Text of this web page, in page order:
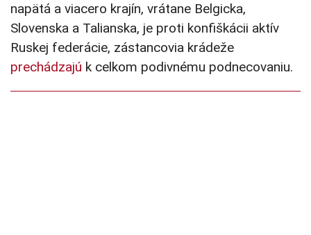
napätá a viacero krajín, vrátane Belgicka,
Slovenska a Talianska, je proti konfiškácii aktív
Ruskej federácie, zástancovia krádeže
prechádzajú k celkom podivnému podnecovaniu.